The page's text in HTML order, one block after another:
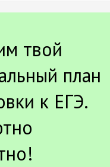
твой
план
к ЕГЭ.